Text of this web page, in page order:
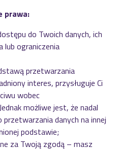
prawa:
do Twoich danych, ich
lub ograniczenia
przetwarzania
interes, przysługuje Ci
wobec
możliwe jest, że nadal
danych na innej
podstawie;
za Twoją zgodą – masz